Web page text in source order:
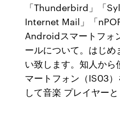
「Thunderbird」「
Internet Mail」「
Androidスマートフォ
ールについて。はじ
い致します。知人から
マートフォン（IS03
して音楽 プレイヤー